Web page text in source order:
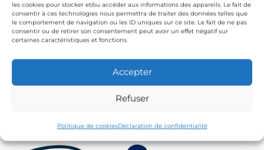
les cookies pour stocker et/ou accéder aux informations des appareils. Le fait de
consentir à ces technologies nous permettra de traiter des données telles que
le comportement de navigation ou les ID uniques sur ce site. Le fait de ne pas
consentir ou de retirer son consentement peut avoir un effet négatif sur
certaines caractéristiques et fonctions.
Accepter
Refuser
Politique de cookiesDéclaration de confidentialité
CdC Médoc Atlantique